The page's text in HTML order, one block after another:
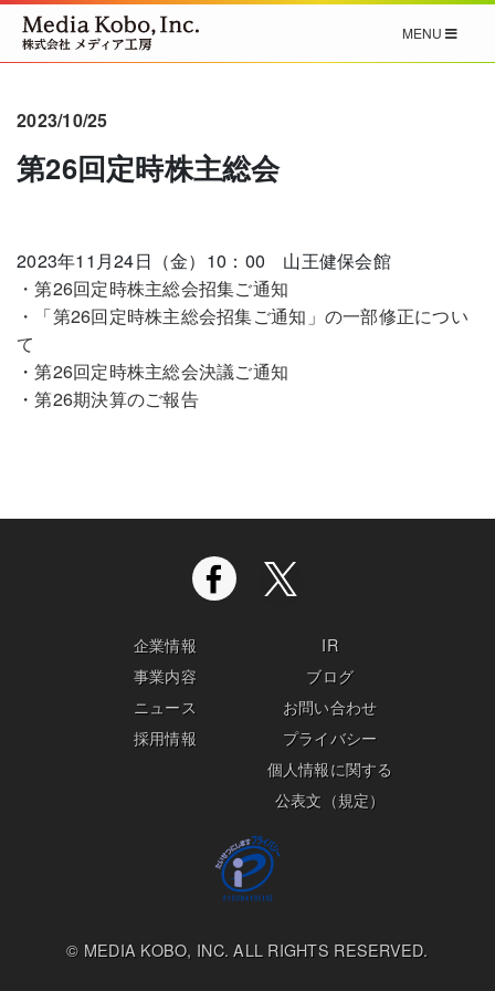
MENU
2023/10/25
第26回定時株主総会
2023年11月24日（金）10：00 山王健保会館
・第26回定時株主総会招集ご通知
・「第26回定時株主総会招集ご通知」の一部修正につい
て
・第26回定時株主総会決議ご通知
・第26期決算のご報告
企業情報
事業内容
ニュース
採用情報
IR
ブログ
お問い合わせ
プライバシー
個人情報に関する
公表文（規定）
© MEDIA KOBO, INC. ALL RIGHTS RESERVED.